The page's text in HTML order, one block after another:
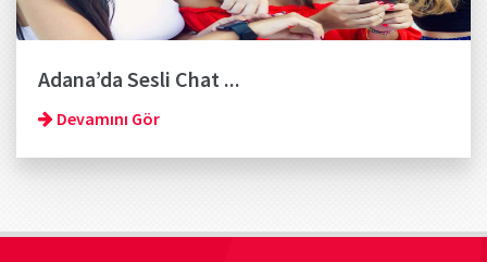
Adana’da Sesli Chat ...
Devamını Gör